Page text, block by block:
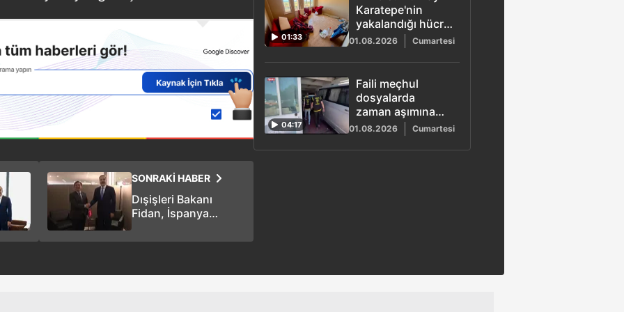
SONRAKİ HABER
Dışişleri Bakanı
Fidan, İspanya
Albares ile görüştü
01:33
Karatepe'nin
yakalandığı hücre
evi görüntülendi
01.08.2026 Cumartesi
04:17
Faili meçhul
dosyalarda
zaman aşımına
fırsat verilmedi!
01.08.2026 Cumartesi